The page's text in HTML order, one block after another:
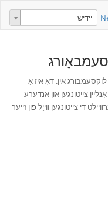
ייִדיש
לוקסעמבורג אין. דאָ איז אַ
צייטונגען און אנדערע
די צייטונגען ווייַל פון זייער